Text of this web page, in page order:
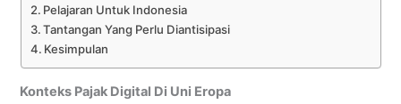
Pelajaran Untuk Indonesia
Tantangan Yang Perlu Diantisipasi
Kesimpulan
Konteks Pajak Digital Di Uni Eropa